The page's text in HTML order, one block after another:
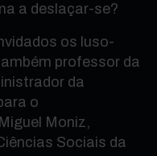
a deslaçar-se?
os luso-
professor da
da
o
Moniz,
Sociais da